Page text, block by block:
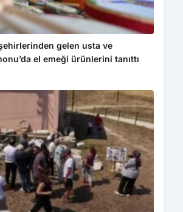
gelen usta ve
el emeği ürünlerini tanıttı